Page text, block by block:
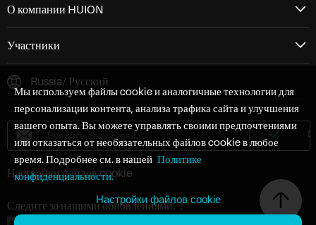
О компании HUION
Участники
Russia/ Русский
Настройки файлов cookie
Следите за нашими обновлениями:：
Мы используем файлы cookie и аналогичные технологии для
персонализации контента, анализа трафика сайта и улучшения
вашего опыта. Вы можете управлять своими предпочтениями
или отказаться от необязательных файлов cookie в любое
время. Подробнее см. в нашей Политике
конфиденциальности.
Настройки файлов cookie